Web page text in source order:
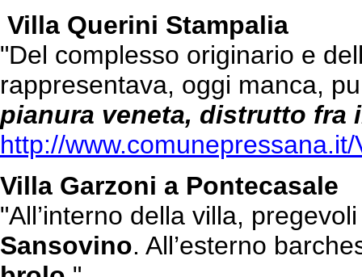
Villa Querini Stampalia
"Del complesso originario e
rappresentava, oggi manca,
pianura veneta, distrutto fra
http://
Villa Garzoni a Pontecasale
"All’interno della villa,
Sansovino. All’esterno